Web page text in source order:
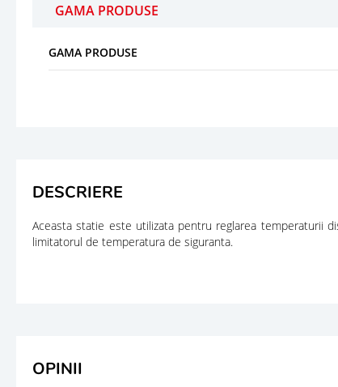
GAMA PRODUSE
GAMA PRODUSE
DESCRIERE
Aceasta statie este utilizata pentru reglarea temperaturii
limitatorul de temperatura de siguranta.
OPINII